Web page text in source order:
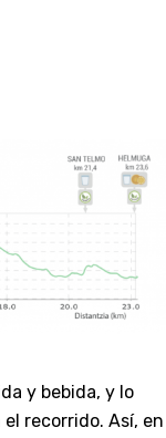
y bebida, y lo
recorrido. Así, en